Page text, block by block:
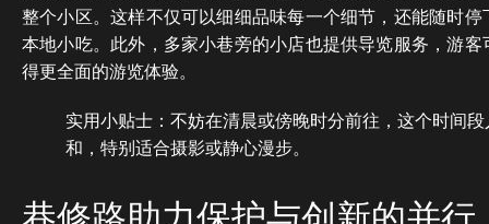
整个小区。这样不仅可以细细品味每一个细节，还能随时
本地小吃。此外，多家小巷旁的小店也提供导览服务，游
得更全面的游览体验。
实用小贴士：不妨在清晨或傍晚时分前往，这个时间
和，特别适合摄影或静心漫步。